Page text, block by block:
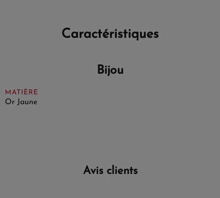
Caractéristiques
Bijou
MATIÈRE
Or Jaune
Avis clients